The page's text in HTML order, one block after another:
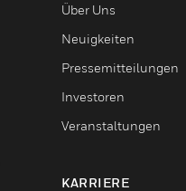
Über Uns
Neuigkeiten
Pressemitteilungen
Investoren
Veranstaltungen
KARRIERE